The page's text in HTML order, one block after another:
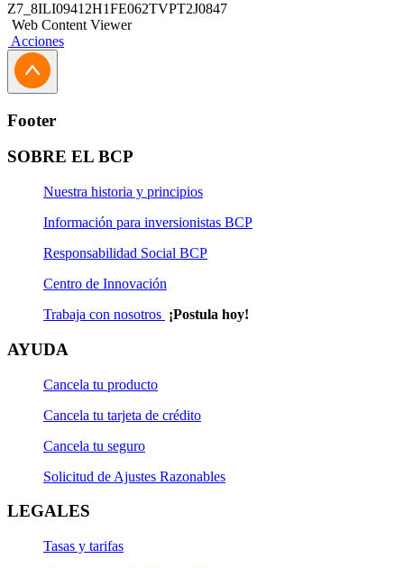
Z7_8ILI09412H1FE062TVPT2J0847
Web Content Viewer
Acciones
Footer
SOBRE EL BCP
Nuestra historia y principios
Información para inversionistas BCP
Responsabilidad Social BCP
Centro de Innovación
Trabaja con nosotros ¡Postula hoy!
AYUDA
Cancela tu producto
Cancela tu tarjeta de crédito
Cancela tu seguro
Solicitud de Ajustes Razonables
LEGALES
Tasas y tarifas